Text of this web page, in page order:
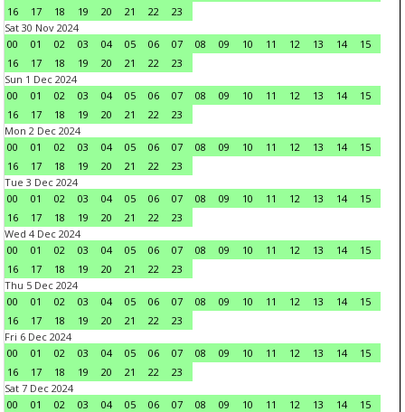
16
17 18 19 20 21 22
23
Sat 30 Nov 2024
00
01 02 03 04 05 06 07 08 09 10 11 12 13 14
15
16
17 18 19 20 21 22
23
Sun 1 Dec 2024
00
01 02 03 04 05 06 07 08 09 10 11 12 13 14
15
16
17 18 19 20 21 22
23
Mon 2 Dec 2024
00
01 02 03 04 05 06 07 08 09 10 11 12 13 14
15
16
17 18 19 20 21 22
23
Tue 3 Dec 2024
00
01 02 03 04 05 06 07 08 09 10 11 12 13 14
15
16
17 18 19 20 21 22
23
Wed 4 Dec 2024
00
01 02 03 04 05 06 07 08 09 10 11 12 13 14
15
16
17 18 19 20 21 22
23
Thu 5 Dec 2024
00
01 02 03 04 05 06 07 08 09 10 11 12 13 14
15
16
17 18 19 20 21 22
23
Fri 6 Dec 2024
00
01 02 03 04 05 06 07 08 09 10 11 12 13 14
15
16
17 18 19 20 21 22
23
Sat 7 Dec 2024
00
01 02 03 04 05 06 07 08 09 10 11 12 13 14
15